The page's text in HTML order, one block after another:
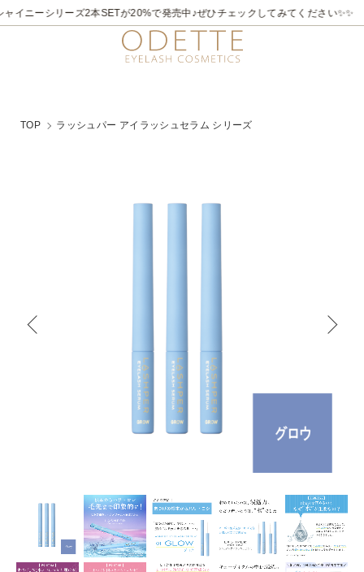
イニーシリーズ2本SETが20%で発売中♪ぜひチェックしてみてください✨✨
TOP ラッシュパー アイラッシュセラム シリーズ